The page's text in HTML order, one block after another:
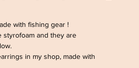
with fishing gear !
styrofoam and they are
in my shop, made with